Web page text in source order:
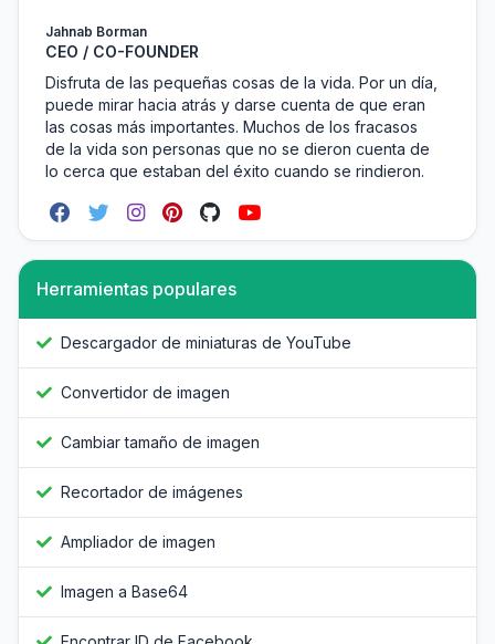
Jahnab Borman
CEO / CO-FOUNDER
Disfruta de las pequeñas cosas de la vida. Por un día,
puede mirar hacia atrás y darse cuenta de que eran
las cosas más importantes. Muchos de los fracasos
de la vida son personas que no se dieron cuenta de
lo cerca que estaban del éxito cuando se rindieron.
Herramientas populares
Descargador de miniaturas de YouTube
Convertidor de imagen
Cambiar tamaño de imagen
Recortador de imágenes
Ampliador de imagen
Imagen a Base64